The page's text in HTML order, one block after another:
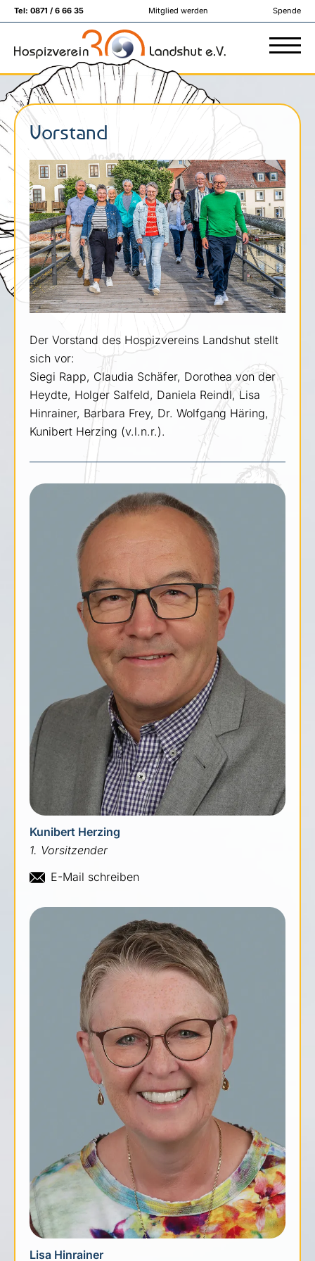
Tel: 0871 / 6 66 35 Mitglied werden Spende
Vorstand
Der Vorstand des Hospizvereins Landshut stellt
sich vor:
Siegi Rapp, Claudia Schäfer, Dorothea von der
Heydte, Holger Salfeld, Daniela Reindl, Lisa
Hinrainer, Barbara Frey, Dr. Wolfgang Häring,
Kunibert Herzing (v.l.n.r.).
Kunibert Herzing
1. Vorsitzender
E-Mail schreiben
Lisa Hinrainer